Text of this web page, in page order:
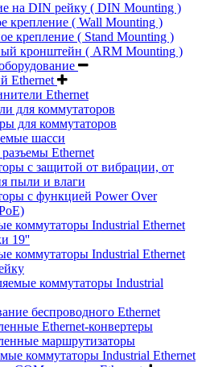
на DIN рейку ( DIN Mounting )
крепление ( Wall Mounting )
крепление ( Stand Mounting )
кронштейн ( ARM Mounting )
Ethernet
Ethernet
для коммутаторов
для коммутаторов
шасси
Ethernet
с защитой от вибрации, от
пыли и влаги
с функцией Power Over
коммутаторы Industrial Ethernet
19''
коммутаторы Industrial Ethernet
коммутаторы Industrial
беспроводного Ethernet
Ethernet-конвертеры
маршрутизаторы
коммутаторы Industrial Ethernet